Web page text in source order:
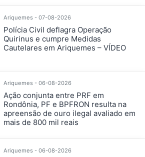
Ariquemes - 07-08-2026
Polícia Civil deflagra Operação
Quirinus e cumpre Medidas
Cautelares em Ariquemes – VÍDEO
Ariquemes - 06-08-2026
Ação conjunta entre PRF em
Rondônia, PF e BPFRON resulta na
apreensão de ouro ilegal avaliado em
mais de 800 mil reais
Ariquemes - 06-08-2026